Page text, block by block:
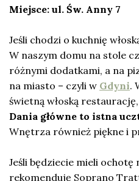
Miejsce: ul. Św. Anny 7
Jeśli chodzi o kuchnię
W naszym domu na stole
różnymi dodatkami, a na
na miasto – czyli w Gdyni.
świetną włoską
Dania główne to istna
Wnętrza również piękne i
Jeśli będziecie mieli ochotę
rekomenduję Soprano